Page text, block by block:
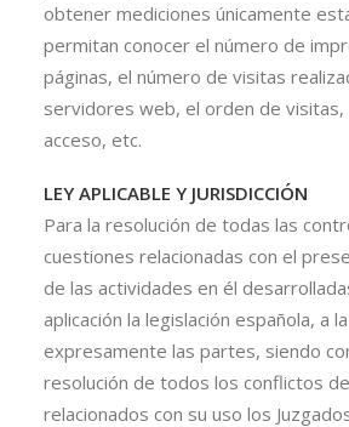
obtener mediciones únicamente
permitan conocer el número de
páginas, el número de visitas
servidores web, el orden de visitas,
acceso, etc.
LEY APLICABLE Y JURISDICCIÓN
Para la resolución de todas las
cuestiones relacionadas con el
de las actividades en él
aplicación la legislación española, a
expresamente las partes, siendo
resolución de todos los conflictos
relacionados con su uso los